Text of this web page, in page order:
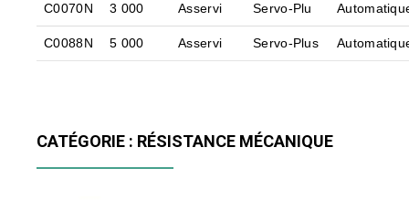
C0070N 3 000 Asservi Servo-Plu
C0088N 5 000 Asservi Servo-Plus
CATÉGORIE : RÉSISTANCE MÉCANIQUE